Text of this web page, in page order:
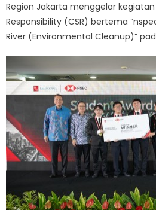
Region Jakarta menggelar
Responsibility (CSR) bertema
River (Environmental Cleanup)”